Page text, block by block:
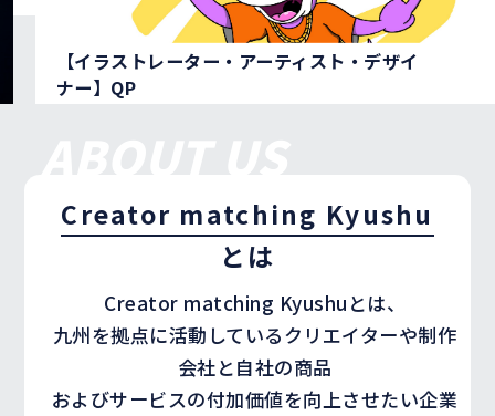
ラストレーター・アーティスト・デザイ
】QP
Creator matching Kyushu
とは
Creator matching Kyushuとは、
九州を拠点に活動しているクリエイターや制作
会社と自社の商品
およびサービスの付加価値を向上させたい企業